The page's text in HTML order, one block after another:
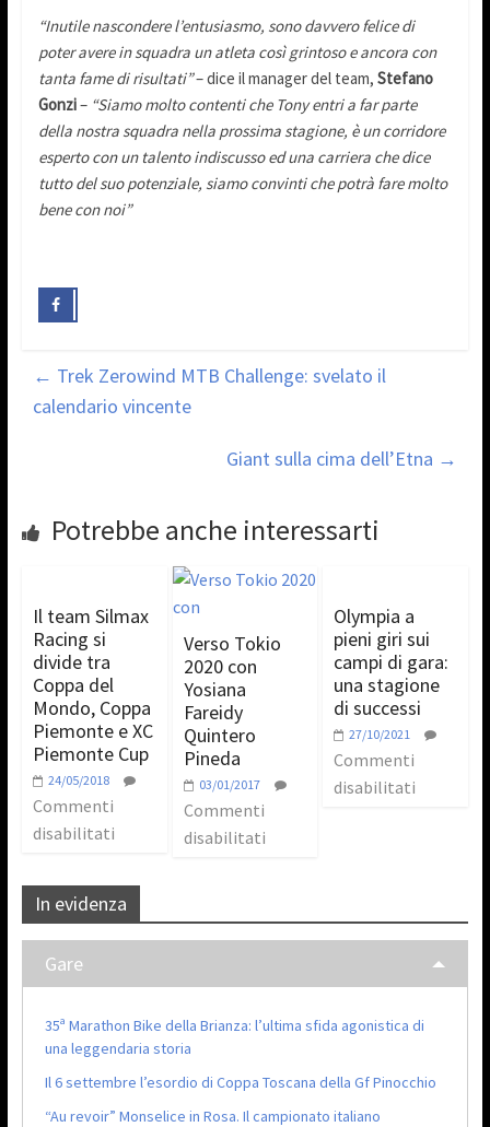
“Inutile nascondere l’entusiasmo, sono davvero felice di
poter avere in squadra un atleta così grintoso e ancora con
tanta fame di risultati”– dice il manager del team, Stefano
Gonzi– “Siamo molto contenti che Tony entri a far parte
della nostra squadra nella prossima stagione, è un corridore
esperto con un talento indiscusso ed una carriera che dice
tutto del suo potenziale, siamo convinti che potrà fare molto
bene con noi”
← Trek Zerowind MTB Challenge: svelato il
calendario vincente
Giant sulla cima dell’Etna →
Potrebbe anche interessarti
Il team Silmax
Racing si
divide tra
Coppa del
Mondo, Coppa
Piemonte e XC
Piemonte Cup
24/05/2018
Commenti
disabilitati
Verso Tokio
2020 con
Yosiana
Fareidy
Quintero
Pineda
03/01/2017
Commenti
disabilitati
Olympia a
pieni giri sui
campi di gara:
una stagione
di successi
27/10/2021
Commenti
disabilitati
In evidenza
Gare
35ª Marathon Bike della Brianza: l’ultima sfida agonistica di
una leggendaria storia
Il 6 settembre l’esordio di Coppa Toscana della Gf Pinocchio
“Au revoir” Monselice in Rosa. Il campionato italiano